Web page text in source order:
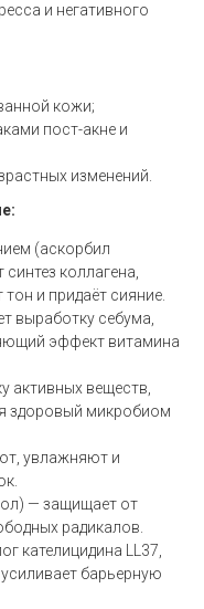
и негативного
кожи;
пост-акне и
изменений.
(аскорбил
коллагена,
и придаёт сияние.
выработку себума,
эффект витамина
активных веществ,
здоровый микробиом
увлажняют и
— защищает от
радикалов.
кателицидина LL37,
барьерную